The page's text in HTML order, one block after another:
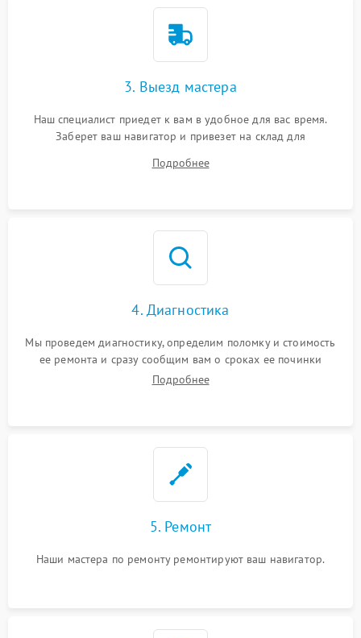
3. Выезд мастера
Наш специалист приедет к вам в удобное для вас время.
Заберет ваш навигатор и привезет на склад для
Подробнее
4. Диагностика
Мы проведем диагностику, определим поломку и стоимость
ее ремонта и сразу сообщим вам о сроках ее починки
Подробнее
5. Ремонт
Наши мастера по ремонту ремонтируют ваш навигатор.